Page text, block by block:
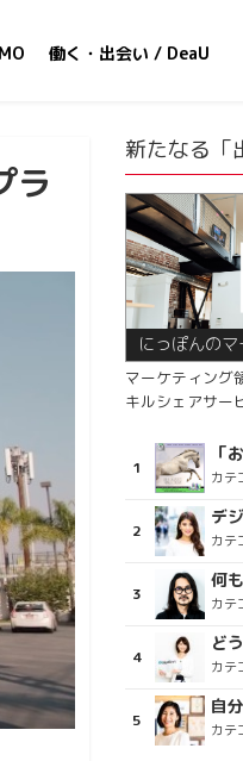
働く・出会い / DeaU
ラ
新たなる「
にっぽんの
マーケティング
キルシェアサー
カテ
カテ
何
カテ
カテ
カテ